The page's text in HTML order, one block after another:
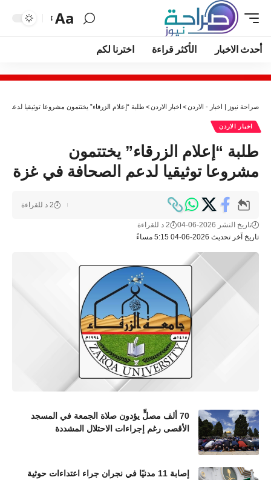
Aa
أحدث الاخبار الأكثر قراءة اخترنا لكم
صراحة نيوز | اخبار - الاردن> اخبار الاردن> طلبة “إعلام الزرقاء” يختتمون مشروعا توثيقيا لدعم
اخبار الاردن
طلبة “إعلام الزرقاء” يختتمون
مشروعا توثيقيا لدعم الصحافة في غزة
تاريخ آخر تحديث 2026-06-04 5:15 مساءً
تاريخ النشر 2026-06-04 2 د للقراءة
2 د للقراءة
70 ألف مصلٍّ يؤدون صلاة الجمعة في المسجد
الأقصى رغم إجراءات الاحتلال المشددة
إصابة 11 مدنيًا في نجران جراء اعتداءات حوثية